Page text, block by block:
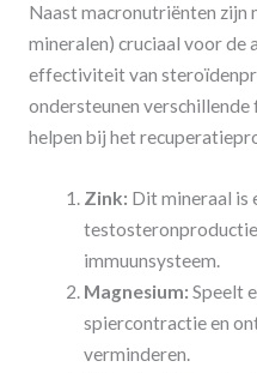
Naast macronutriënten zijn
mineralen) cruciaal voor de
effectiviteit van
ondersteunen verschillende
helpen bij het
Zink: Dit mineraal is
immuunsysteem.
Magnesium: Speelt
spiercontractie en
verminderen.